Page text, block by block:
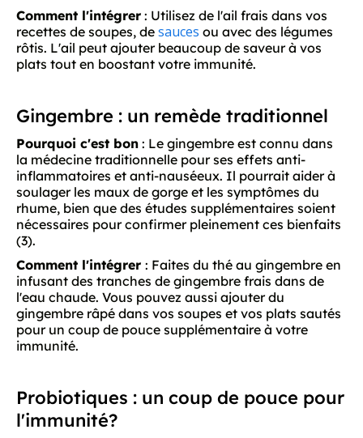
Comment l'intégrer : Utilisez de l'ail frais dans vos
recettes de soupes, de sauces ou avec des légumes
rôtis. L'ail peut ajouter beaucoup de saveur à vos
plats tout en boostant votre immunité.
Gingembre : un remède traditionnel
Pourquoi c'est bon : Le gingembre est connu dans
la médecine traditionnelle pour ses effets anti-
inflammatoires et anti-nauséeux. Il pourrait aider à
soulager les maux de gorge et les symptômes du
rhume, bien que des études supplémentaires soient
nécessaires pour confirmer pleinement ces bienfaits
(3).
Comment l'intégrer : Faites du thé au gingembre en
infusant des tranches de gingembre frais dans de
l'eau chaude. Vous pouvez aussi ajouter du
gingembre râpé dans vos soupes et vos plats sautés
pour un coup de pouce supplémentaire à votre
immunité.
Probiotiques : un coup de pouce pour
l'immunité?